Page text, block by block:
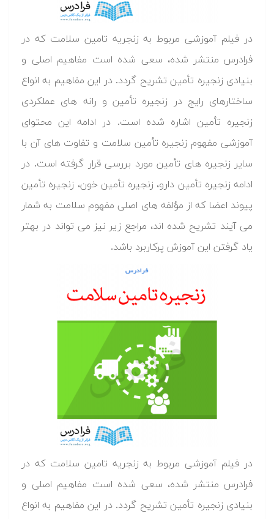
در فیلم آموزشی مربوط به زنجریه تامین سلامت که در
فرادرس منتشر شده، سعی شده است مفاهیم اصلی و
بنیادی زنجیره تأمین تشریح گردد. در این مفاهیم به انواع
ساختارهای رایج در زنجیره تأمین و رانه های عملکردی
زنجیره تأمین اشاره شده است. در ادامه این محتوای
آموزشی مفهوم زنجیره تأمین سلامت و تفاوت های آن با
سایر زنجیره های تأمین مورد بررسی قرار گرفته است. در
ادامه زنجیره تأمین دارو، زنجیره تأمین خون، زنجیره تأمین
پیوند اعضا که از مؤلفه های اصلی مفهوم سلامت به شمار
می آیند تشریح شده اند، مراجع زیر نیز می تواند در بهتر
یاد گرفتن این آموزش پرکاربرد باشد.
در فیلم آموزشی مربوط به زنجریه تامین سلامت که در
فرادرس منتشر شده، سعی شده است مفاهیم اصلی و
بنیادی زنجیره تأمین تشریح گردد. در این مفاهیم به انواع